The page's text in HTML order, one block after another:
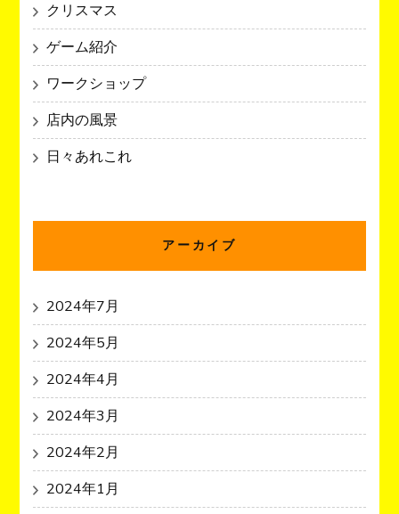
クリスマス
ゲーム紹介
ワークショップ
店内の風景
日々あれこれ
アーカイブ
2024年7月
2024年5月
2024年4月
2024年3月
2024年2月
2024年1月